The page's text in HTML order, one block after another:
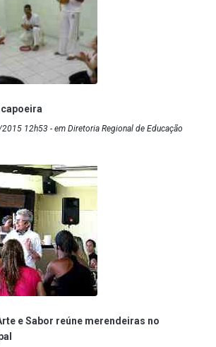
12h53 - em Diretoria Regional de Educação
e Sabor reúne merendeiras no